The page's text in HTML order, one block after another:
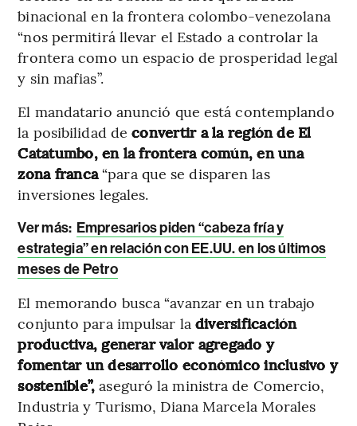
binacional en la frontera colombo-venezolana
“nos permitirá llevar el Estado a controlar la
frontera como un espacio de prosperidad legal
y sin mafias”.
El mandatario anunció que está contemplando
la posibilidad deconvertir a la región de El
Catatumbo, en la frontera común, en una
zona franca“para que se disparen las
inversiones legales.
Ver más: Empresarios piden “cabeza fría y
estrategia” en relación con EE.UU. en los últimos
meses de Petro
El memorando busca “avanzar en un trabajo
conjunto para impulsar la diversificación
productiva, generar valor agregado y
fomentar un desarrollo económico inclusivo y
sostenible”, aseguró la ministra de Comercio,
Industria y Turismo​, Diana Marcela Morales